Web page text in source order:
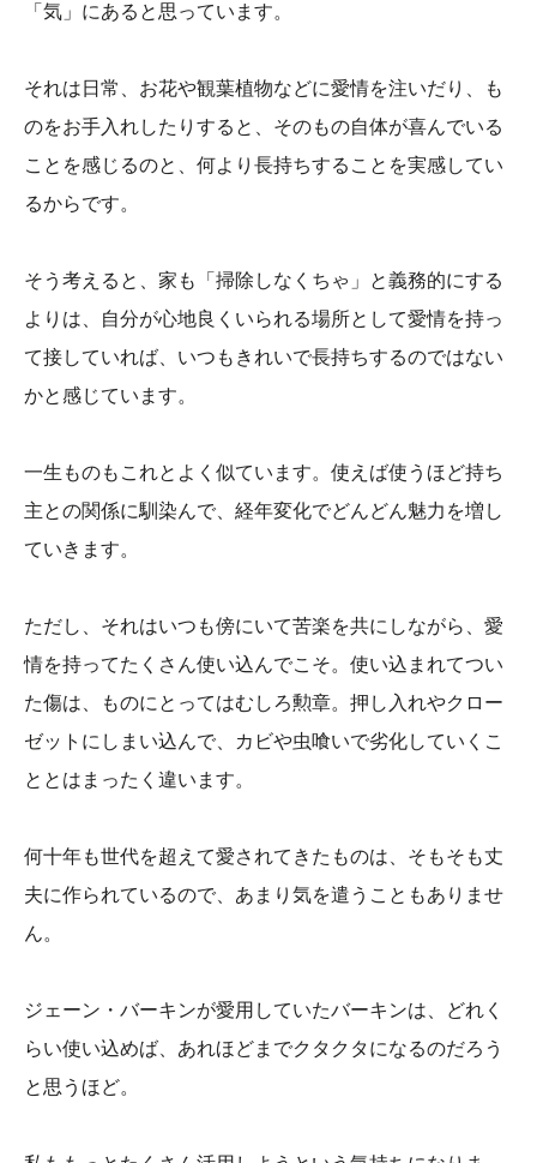
「気」にあると思っています。
それは日常、お花や観葉植物などに愛情を注いだり、も
のをお手入れしたりすると、そのもの自体が喜んでいる
ことを感じるのと、何より長持ちすることを実感してい
るからです。
そう考えると、家も「掃除しなくちゃ」と義務的にする
よりは、自分が心地良くいられる場所として愛情を持っ
て接していれば、いつもきれいで長持ちするのではない
かと感じています。
一生ものもこれとよく似ています。使えば使うほど持ち
主との関係に馴染んで、経年変化でどんどん魅力を増し
ていきます。
ただし、それはいつも傍にいて苦楽を共にしながら、愛
情を持ってたくさん使い込んでこそ。使い込まれてつい
た傷は、ものにとってはむしろ勲章。押し入れやクロー
ゼットにしまい込んで、カビや虫喰いで劣化していくこ
ととはまったく違います。
何十年も世代を超えて愛されてきたものは、そもそも丈
夫に作られているので、あまり気を遣うこともありませ
ん。
ジェーン・バーキンが愛用していたバーキンは、どれく
らい使い込めば、あれほどまでクタクタになるのだろう
と思うほど。